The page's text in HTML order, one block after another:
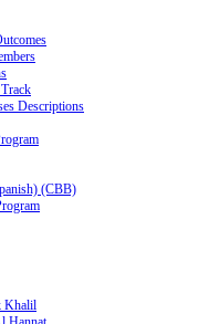
Descriptions
(CBB)
Khalil